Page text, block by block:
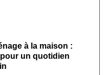
à la maison :
un quotidien